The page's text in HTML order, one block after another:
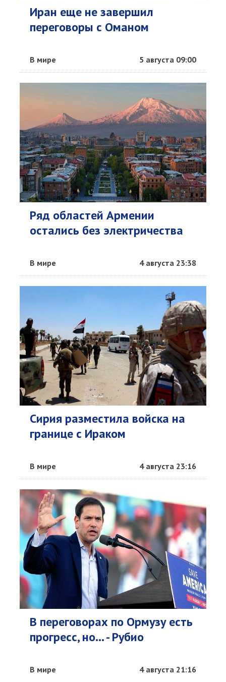
Иран еще не завершил
переговоры с Оманом
В мире 5 августа 09:00
Ряд областей Армении
остались без электричества
В мире 4 августа 23:38
Сирия разместила войска на
границе с Ираком
В мире 4 августа 23:16
В переговорах по Ормузу есть
прогресс, но... - Рубио
В мире 4 августа 21:16